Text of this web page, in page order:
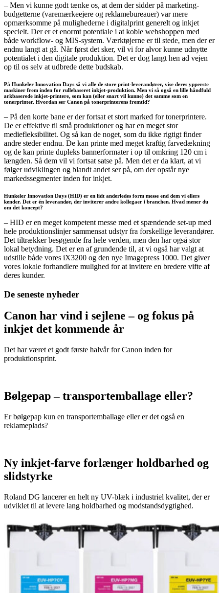
– Men vi kunne godt tænke os, at dem der sidder på marketing-
budgetterne (varemærkeejere og reklamebureauer) var mere
opmærksomme på mulighederne i digitalprint generelt og inkjet
specielt. Der er et enormt potentiale i at koble webshoppen med
både workflow- og MIS-system. Værktøjerne er til stede, men der er
endnu langt at gå. Når først det sker, vil vi for alvor kunne udnytte
potentialet i den digitale produktion. Det er dog langt hen ad vejen
op til os selv at udbrede dette budskab.
På Hunkeler Innovation Days så vi alle de store print-leverandører, vise deres ypperste
maskiner frem inden for rullebaseret inkjet-produktion. Men vi så også en lille håndfuld
arkbaserede inkjet-printere, som kan (eller snart vil kunne) det samme som en
tonerprinter. Hvordan ser Canon på tonerprinterens fremtid?
– På den korte bane er der fortsat et stort marked for tonerprintere.
De er effektive til små produktioner og har en meget stor
mediefleksibilitet. Og så kan de noget, som du ikke rigtigt finder
andre steder endnu. De kan printe med meget kraftig farvedækning
og de kan printe dupleks bannerformater i op til omkring 120 cm i
længden. Så dem vil vi fortsat satse på. Men det er da klart, at vi
følger udviklingen og blandt andet ser på, om der opstår nye
markedssegmenter inden for inkjet.
Hunkeler Innovation Days (HID) er en lidt anderledes form messe end dem vi ellers
kender. Det er én leverandør, der inviterer andre kollegaer i branchen. Hvad mener du
om det koncept?
– HID er en meget kompetent messe med et spændende set-up med
hele produktionslinjer sammensat udstyr fra forskellige leverandører.
Det tiltrækker besøgende fra hele verden, men den har også stor
lokal betydning. Det er en af grundende til, at vi også har valgt at
udstille både vores iX3200 og den nye Imagepress 1000. Det giver
vores lokale forhandlere mulighed for at invitere en bredere vifte af
deres kunder.
De seneste nyheder
Canon har vind i sejlene – og fokus på
inkjet det kommende år
Det har været et godt første halvår for Canon inden for
produktionsprint.
Bølgepap – transportemballage eller?
Er bølgepap kun en transportemballage eller er det også en
reklameplads?
Ny inkjet-farve forlænger holdbarhed og
slidstyrke
Roland DG lancerer en helt ny UV-blæk i industriel kvalitet, der er
udviklet til at levere lang holdbarhed og modstandsdygtighed.